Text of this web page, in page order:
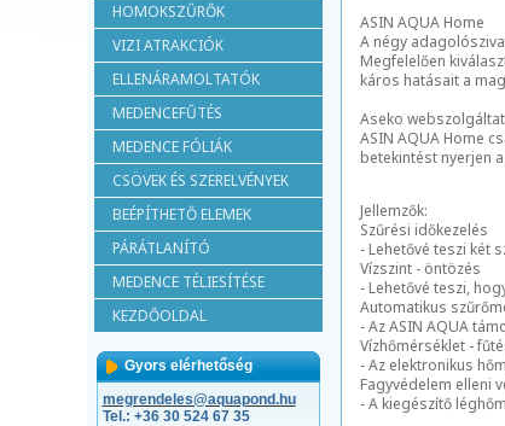
HOMOKSZŰRŐK
VIZI ATRAKCIÓK
ELLENÁRAMOLTATÓK
MEDENCEFŰTÉS
MEDENCE FÓLIÁK
CSÖVEK ÉS SZERELVÉNYEK
BEÉPÍTHETŐ ELEMEK
PÁRÁTLANÍTÓ
MEDENCE TÉLIESÍTÉSE
KEZDŐOLDAL
Gyors elérhetőség
megrendeles@aquapond.hu
Tel.: +36 30 524 67 35
ASIN AQUA Home
A négy
Megfelelően
káros hatásait a
Aseko
ASIN AQUA Home
betekintést nyerjen
Jellemzők:
Szűrési időkezelés
- Lehetővé teszi két
Vízszint - öntözés
- Lehetővé teszi,
Automatikus
- Az ASIN AQUA
Vízhőmérséklet -
- Az elektronikus
Fagyvédelem elleni
- A kiegészítő